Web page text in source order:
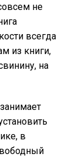
не
всегда
из книги,
на
в